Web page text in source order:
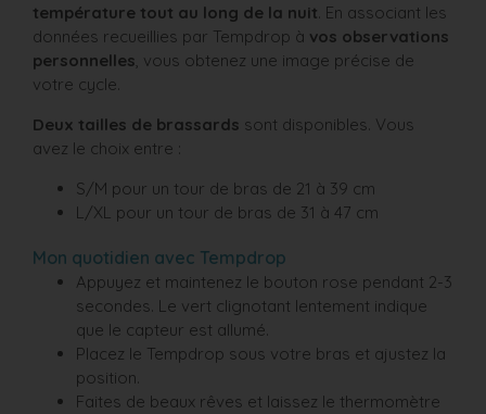
température tout au long de la nuit. En associant les
données recueillies par Tempdrop à vos observations
personnelles , vous obtenez une image précise de
votre cycle.
Deux tailles de brassards sont disponibles. Vous
avez le choix entre :
S/M pour un tour de bras de 21 à 39 cm
L/XL pour un tour de bras de 31 à 47 cm
Mon quotidien avec Tempdrop
Appuyez et maintenez le bouton rose pendant 2-3
secondes. Le vert clignotant lentement indique
que le capteur est allumé.
Placez le Tempdrop sous votre bras et ajustez la
position.
Faites de beaux rêves et laissez le thermomètre